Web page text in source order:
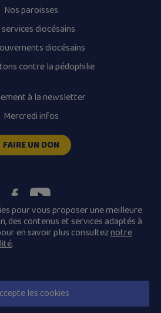
Nos paroisses
services diocésains
diocésains
contre la pédophilie
à la newsletter
Mercredi infos
FAIRE UN DON
Mentions légales
Générales de Vente
et Léon, Tous droits réservés.
pour vous proposer une meilleure
des contenus et services adaptés à
en savoir plus consulteznotre
.
les cookies